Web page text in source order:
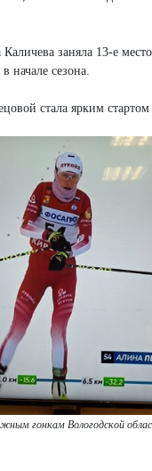
заняла 13-е
начале сезона.
стала ярким стартом
гонкам Вологодской